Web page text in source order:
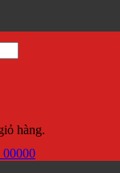
hàng.
00000